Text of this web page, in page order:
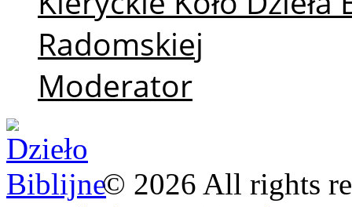
Radomskiej
Moderator
© 2026 All rights